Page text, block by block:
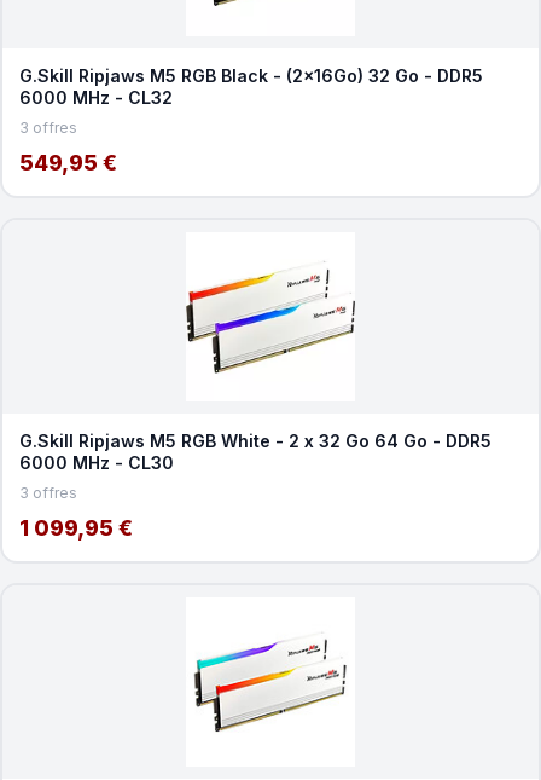
G.Skill Ripjaws M5 RGB Black - (2x16Go) 32 Go - DDR5
6000 MHz - CL32
3 offres
549,95 €
G.Skill Ripjaws M5 RGB White - 2 x 32 Go 64 Go - DDR5
6000 MHz - CL30
3 offres
1 099,95 €